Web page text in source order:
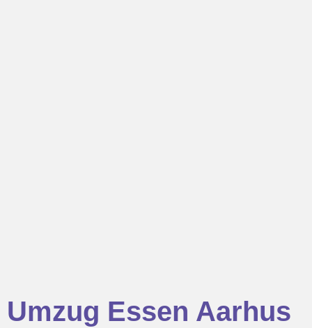
Umzug Essen Aarhus